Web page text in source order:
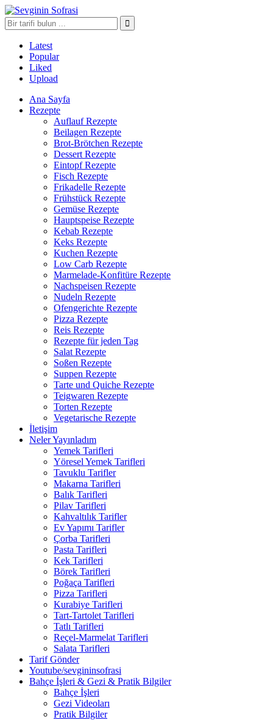
Latest
Popular
Liked
Upload
Ana Sayfa
Rezepte
Auflauf Rezepte
Beilagen Rezepte
Brot-Brötchen Rezepte
Dessert Rezepte
Eintopf Rezepte
Fisch Rezepte
Frikadelle Rezepte
Frühstück Rezepte
Gemüse Rezepte
Hauptspeise Rezepte
Kebab Rezepte
Keks Rezepte
Kuchen Rezepte
Low Carb Rezepte
Marmelade-Konfitüre Rezepte
Nachspeisen Rezepte
Nudeln Rezepte
Ofengerichte Rezepte
Pizza Rezepte
Reis Rezepte
Rezepte für jeden Tag
Salat Rezepte
Soßen Rezepte
Suppen Rezepte
Tarte und Quiche Rezepte
Teigwaren Rezepte
Torten Rezepte
Vegetarische Rezepte
İletişim
Neler Yayınladım
Yemek Tarifleri
Yöresel Yemek Tarifleri
Tavuklu Tarifler
Makarna Tarifleri
Balık Tarifleri
Pilav Tarifleri
Kahvaltılık Tarifler
Ev Yapımı Tarifler
Çorba Tarifleri
Pasta Tarifleri
Kek Tarifleri
Börek Tarifleri
Poğaça Tarifleri
Pizza Tarifleri
Kurabiye Tarifleri
Tart-Tartolet Tarifleri
Tatlı Tarifleri
Reçel-Marmelat Tarifleri
Salata Tarifleri
Tarif Gönder
Youtube/sevgininsofrasi
Bahçe İşleri & Gezi & Pratik Bilgiler
Bahçe İşleri
Gezi Videoları
Pratik Bilgiler